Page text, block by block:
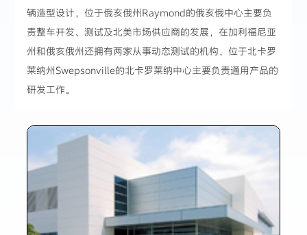
辆造型设计，位于俄亥俄州Raymond的俄亥俄中心主要负
责整车开发、测试及北美市场供应商的发展，在加利福尼亚
州和俄亥俄州还拥有两家从事动态测试的机构，位于北卡罗
莱纳州Swepsonville的北卡罗莱纳中心主要负责通用产品的
研发工作。